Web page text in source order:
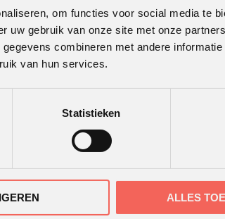
om functies voor social media te
uw gebruik van onze site met onze
combineren met andere
van hun services.
Statistieken
ALLES